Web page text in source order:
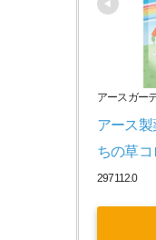
アースガー
アース製
ちの草コ
297112.0